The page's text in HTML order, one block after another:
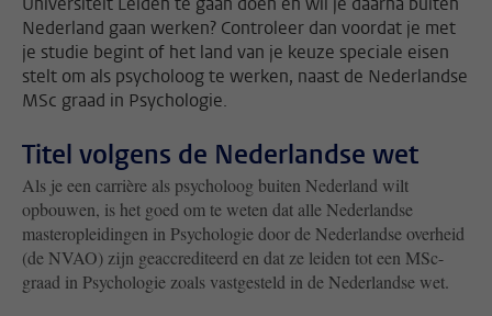
Nederland gaan werken? Controleer dan voordat je met
je studie begint of het land van je keuze speciale eisen
stelt om als psycholoog te werken, naast de Nederlandse
MSc graad in Psychologie.
Titel volgens de Nederlandse wet
Als je een carrière als psycholoog buiten Nederland wilt
opbouwen, is het goed om te weten dat alle Nederlandse
masteropleidingen in Psychologie door de Nederlandse overheid
(de NVAO) zijn geaccrediteerd en dat ze leiden tot een MSc-
graad in Psychologie zoals vastgesteld in de Nederlandse wet.